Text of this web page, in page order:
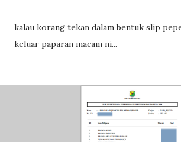
kalau korang tekan dalam bentuk slip
keluar paparan macam ni...